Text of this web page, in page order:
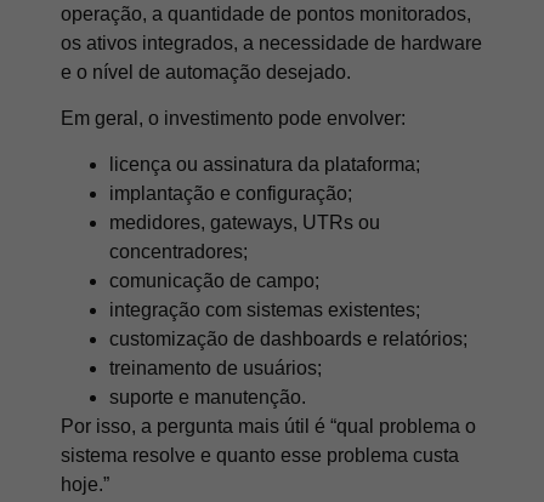
operação, a quantidade de pontos monitorados,
os ativos integrados, a necessidade de hardware
e o nível de automação desejado.
Em geral, o investimento pode envolver:
licença ou assinatura da plataforma;
implantação e configuração;
medidores, gateways, UTRs ou
concentradores;
comunicação de campo;
integração com sistemas existentes;
customização de dashboards e relatórios;
treinamento de usuários;
suporte e manutenção.
Por isso, a pergunta mais útil é “qual problema o
sistema resolve e quanto esse problema custa
hoje.”